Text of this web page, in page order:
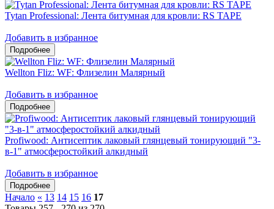
Tytan Professional: Лента битумная для кровли: RS TAPE
Добавить в избранное
Wellton Fliz: WF: Флизелин Малярный
Добавить в избранное
Profiwood: Антисептик лаковый глянцевый тонирующий "3-
в-1" атмосферостойкий алкидный
Добавить в избранное
Начало « 13 14 15 16 17